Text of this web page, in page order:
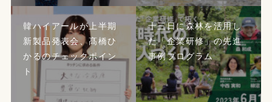
韓ハイアールが上半期
新製品発表会、髙橋ひ
かるのチェックポイン
ト
十三日に森林を活用し
た「企業研修」の先進
事例プログラム